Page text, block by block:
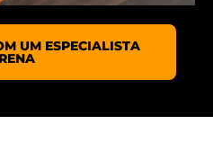
UM ESPECIALISTA